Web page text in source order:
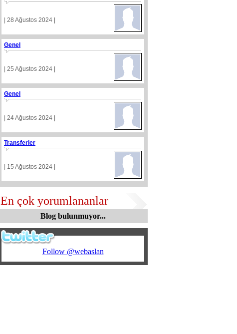
| 28 Ağustos 2024 |
Genel
| 25 Ağustos 2024 |
Genel
| 24 Ağustos 2024 |
Transferler
| 15 Ağustos 2024 |
En çok yorumlananlar
Blog bulunmuyor...
Follow @webaslan